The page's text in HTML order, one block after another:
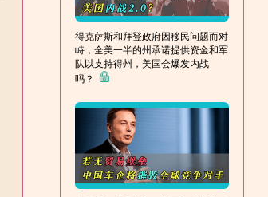
得克萨斯和拜登政府因移民问题而对
峙，全美一半的州承诺提供资金和军
队以支持得州，美国会爆发内战
吗？